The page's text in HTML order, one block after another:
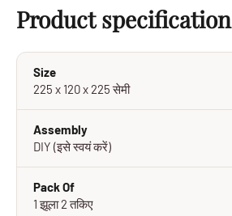
Product specification
Size
225 x 120 x 225 सेमी
Assembly
DIY (इसे स्वयं करें)
Pack Of
1 झूला 2 तकिए